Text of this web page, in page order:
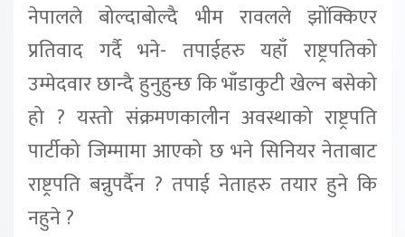
नेपालले बोल्दाबोल्दै भीम रावलले झोंक्किएर
प्रतिवाद गर्दै भने- तपाईहरु यहाँ राष्ट्रपतिको
उम्मेदवार छान्दै हुनुहुन्छ कि भाँडाकुटी खेल्न बसेको
हो ? यस्तो संक्रमणकालीन अवस्थाको राष्ट्रपति
पार्टीको जिम्मामा आएको छ भने सिनियर नेताबाट
राष्ट्रपति बन्नुपर्दैन ? तपाई नेताहरु तयार हुने कि
नहुने ?